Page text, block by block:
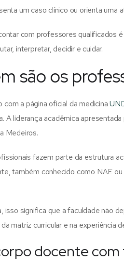
um caso clínico ou orienta
com professores qualificados
interpretar, decidir e cuidar.
são os
com a página oficial da medicina
A liderança acadêmica
Medeiros.
fazem parte da estrutura
também conhecido como NAE
isso significa que a faculdade não
matriz curricular e na experiência
docente com